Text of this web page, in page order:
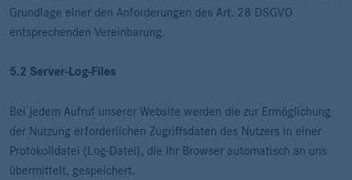
Grundlage einer den Anforderungen des Art. 28 DSGVO
entsprechenden Vereinbarung.
5.2 Server-Log-Files
Bei jedem Aufruf unserer Website werden die zur Ermöglichung
der Nutzung erforderlichen Zugriffsdaten des Nutzers in einer
Protokolldatei (Log-Datei), die Ihr Browser automatisch an uns
übermittelt, gespeichert.